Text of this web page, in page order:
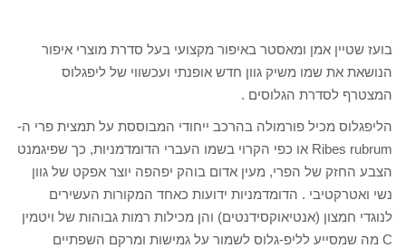
בועז שטיין אמן ומאסטר באיפור מקצועי בעל סדרת מוצרי איפור
הנושאת את שמו משיק גוון חדש אופנתי ועכשווי של ליפגלוס
המצטרף לסדרת הגלוסים .
הליפגלוס מכיל פורמולה בהרכב ייחודי המבוססת על תמצית פרי ה-
Ribes rubrum או כפי הקרוי בשמו העברי הדומדמניות, כך שפיגמנט
הצבע החזק של הפרי, מעין אדום בוהק יפהפה יוצר אפקט של גוון
נשי ואטרקטיבי . הדומדמניות ידועות כאחד המקורות העשירים
לנוגדי חמצון (אנטיאוקסידנטים) והן מכילות רמות גבוהות של ויטמין
C מה שמסייע לליפ-גלוס לשמור על גמישות ומרקם השפתיים